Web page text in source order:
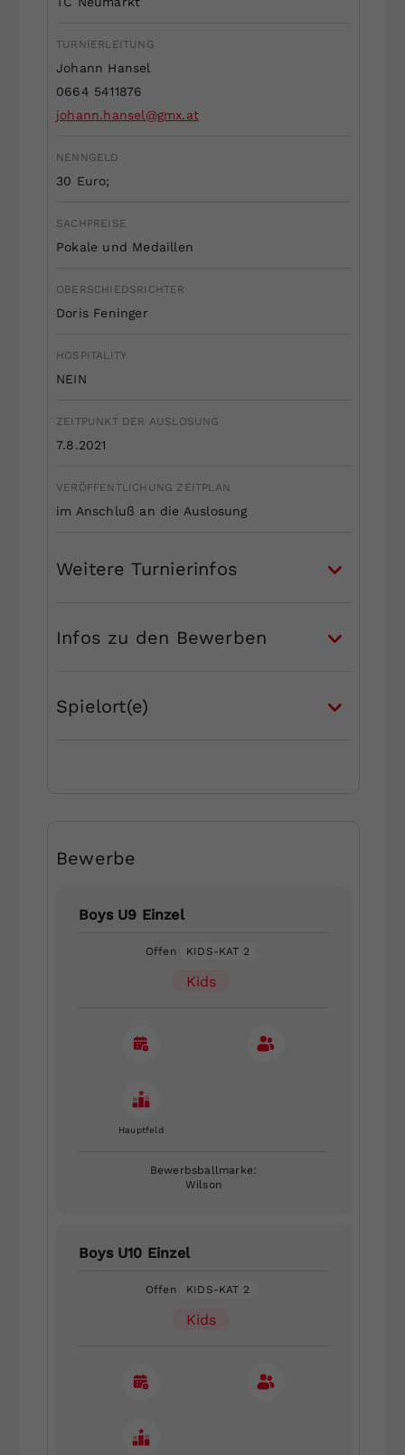
TURNIERLEITUNG
Johann Hansel
0664 5411876
johann.hansel@gmx.at
NENNGELD
30 Euro;
SACHPREISE
Pokale und Medaillen
OBERSCHIEDSRICHTER
Doris Feninger
HOSPITALITY
NEIN
ZEITPUNKT DER AUSLOSUNG
7.8.2021
VERÖFFENTLICHUNG ZEITPLAN
im Anschluß an die Auslosung
Weitere Turnierinfos
Infos zu den Bewerben
Spielort(e)
Bewerbe
Boys U9 Einzel
Offen KIDS-KAT 2
Kids
Hauptfeld
Bewerbsballmarke:
Wilson
Boys U10 Einzel
Offen KIDS-KAT 2
Kids
Einstellungen. Unter anderem eine
zufällig generierte ID, für die
vorgenommen Einstellungen, falls der
Webseiten-Betreiber dies eingestellt